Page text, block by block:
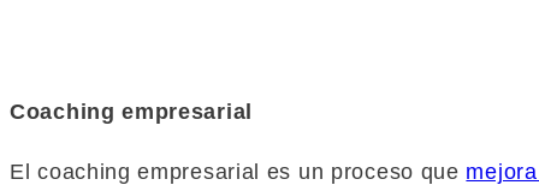
Coaching empresarial
El coaching empresarial es un proceso que